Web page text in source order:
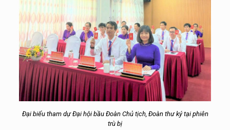
Đại biểu tham dự Đại hội bầu Đoàn Chủ tịch, Đoàn thư ký tại phiên
trù bị